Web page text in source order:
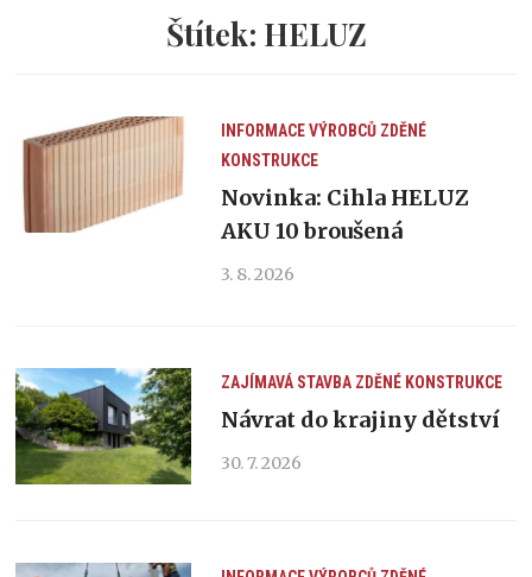
Štítek: HELUZ
INFORMACE VÝROBCŮ ZDĚNÉ
KONSTRUKCE
Novinka: Cihla HELUZ
AKU 10 broušená
3. 8. 2026
ZAJÍMAVÁ STAVBA ZDĚNÉ KONSTRUKCE
Návrat do krajiny dětství
30. 7. 2026